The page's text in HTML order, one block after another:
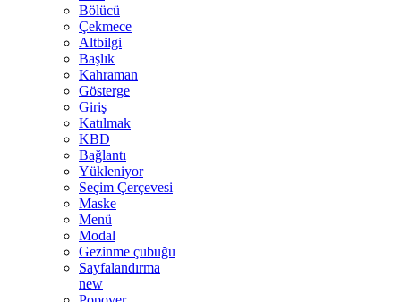
Bölücü
Çekmece
Altbilgi
Başlık
Kahraman
Gösterge
Giriş
Katılmak
KBD
Bağlantı
Yükleniyor
Seçim Çerçevesi
Maske
Menü
Modal
Gezinme çubuğu
Sayfalandırma
new